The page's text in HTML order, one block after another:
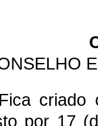
criado
por 17